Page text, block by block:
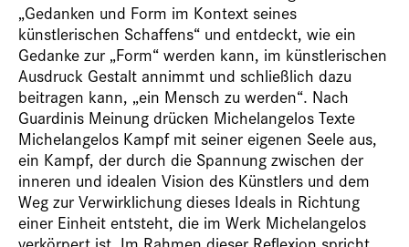
„Gedanken und Form im Kontext seines
künstlerischen Schaffens“ und entdeckt, wie ein
Gedanke zur „Form“ werden kann, im künstlerischen
Ausdruck Gestalt annimmt und schließlich dazu
beitragen kann, „ein Mensch zu werden“. Nach
Guardinis Meinung drücken Michelangelos Texte
Michelangelos Kampf mit seiner eigenen Seele aus,
ein Kampf, der durch die Spannung zwischen der
inneren und idealen Vision des Künstlers und dem
Weg zur Verwirklichung dieses Ideals in Richtung
einer Einheit entsteht, die im Werk Michelangelos